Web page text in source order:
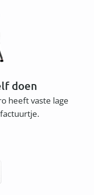
doen
heeft vaste lage